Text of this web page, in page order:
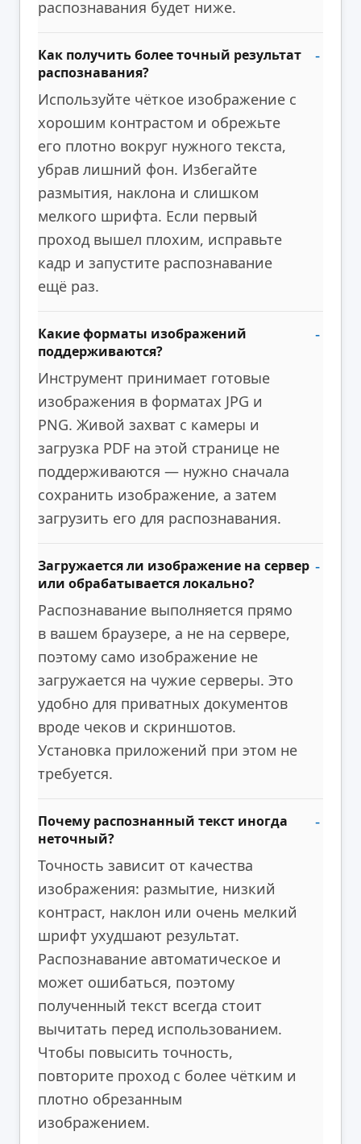
распознавания будет ниже.
Как получить более точный результат
распознавания?
Используйте чёткое изображение с
хорошим контрастом и обрежьте
его плотно вокруг нужного текста,
убрав лишний фон. Избегайте
размытия, наклона и слишком
мелкого шрифта. Если первый
проход вышел плохим, исправьте
кадр и запустите распознавание
ещё раз.
Какие форматы изображений
поддерживаются?
Инструмент принимает готовые
изображения в форматах JPG и
PNG. Живой захват с камеры и
загрузка PDF на этой странице не
поддерживаются — нужно сначала
сохранить изображение, а затем
загрузить его для распознавания.
Загружается ли изображение на сервер
или обрабатывается локально?
Распознавание выполняется прямо
в вашем браузере, а не на сервере,
поэтому само изображение не
загружается на чужие серверы. Это
удобно для приватных документов
вроде чеков и скриншотов.
Установка приложений при этом не
требуется.
Почему распознанный текст иногда
неточный?
Точность зависит от качества
изображения: размытие, низкий
контраст, наклон или очень мелкий
шрифт ухудшают результат.
Распознавание автоматическое и
может ошибаться, поэтому
полученный текст всегда стоит
вычитать перед использованием.
Чтобы повысить точность,
повторите проход с более чётким и
плотно обрезанным
изображением.